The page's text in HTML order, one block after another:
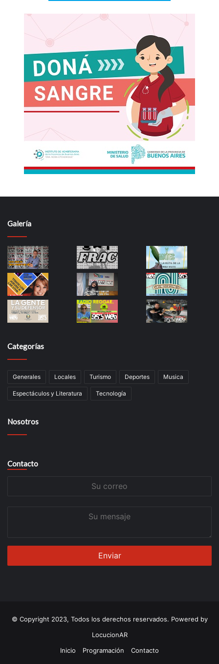
Galería
Categorías
Generales Locales Turismo Deportes Musica
Espectáculos y Literatura Tecnología
Nosotros
Contacto
© Copyright 2023, Todos los derechos reservados. Powered by
LocucionAR
Inicio
Programación Contacto